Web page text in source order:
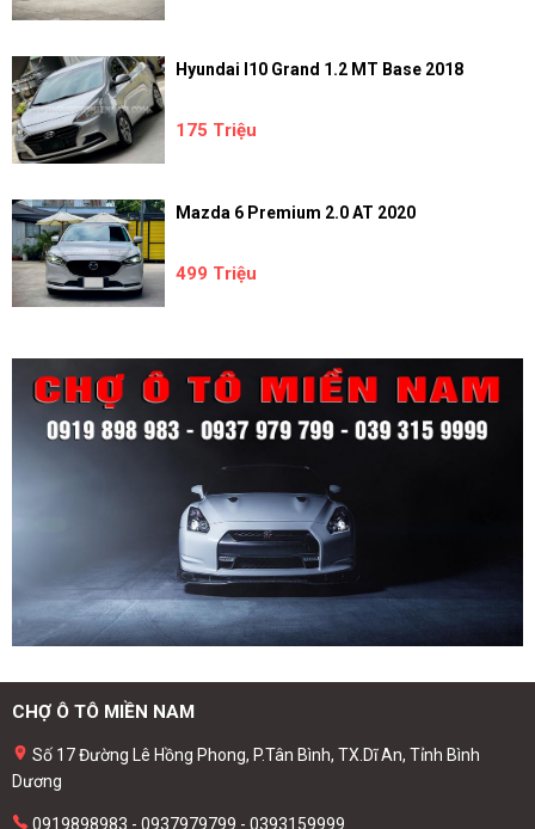
Hyundai I10 Grand 1.2 MT Base 2018
175 Triệu
Mazda 6 Premium 2.0 AT 2020
499 Triệu
CHỢ Ô TÔ MIỀN NAM
Số 17 Đường Lê Hồng Phong, P.Tân Bình, TX.Dĩ An, Tỉnh Bình
Dương
0919898983 - 0937979799 - 0393159999